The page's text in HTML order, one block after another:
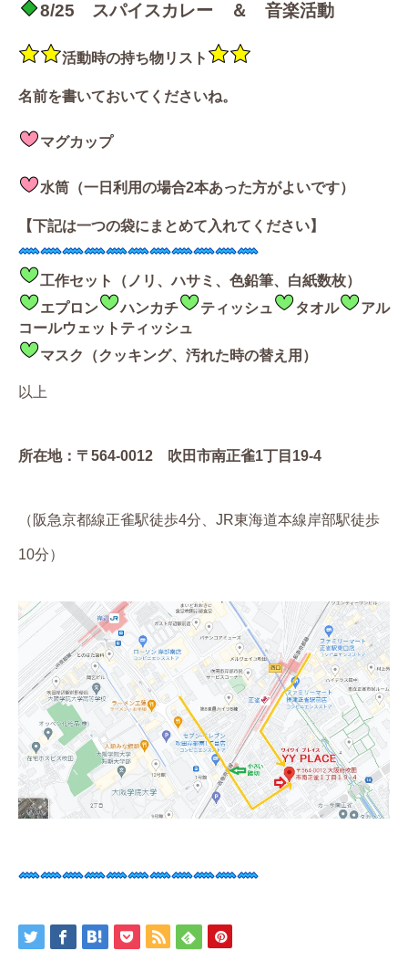
8/25 スパイスカレー ＆ 音楽活動
活動時の持ち物リスト
名前を書いておいてくださいね。
マグカップ
水筒（一日利用の場合2本あった方がよいです）
【下記は一つの袋にまとめて入れてください】
工作セット（ノリ、ハサミ、色鉛筆、白紙数枚）
エプロン
ハンカチ ティッシュ タオル
アル
コールウェットティッシュ
マスク（クッキング、汚れた時の替え用）
以上
所在地：〒564-0012 吹田市南正雀1丁目19-4
（阪急京都線正雀駅徒歩4分、JR東海道本線岸部駅徒歩
10分）